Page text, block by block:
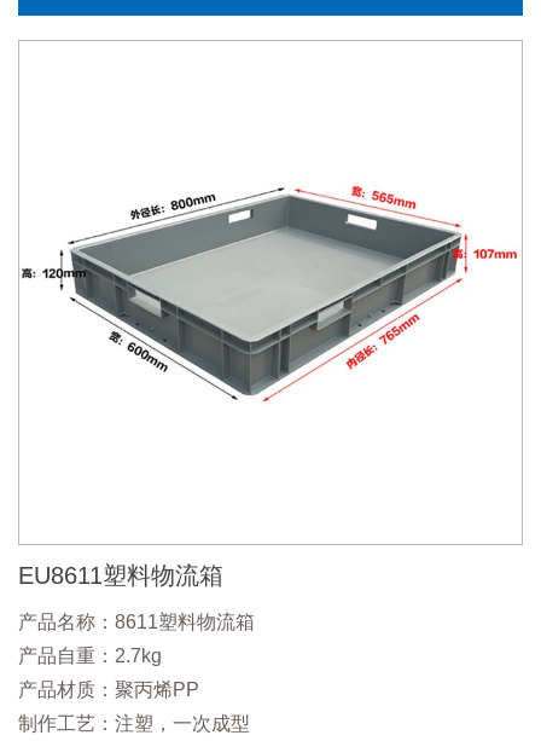
EU8611塑料物流箱
产品名称：8611塑料物流箱
产品自重：2.7kg
产品材质：聚丙烯PP
制作工艺：注塑，一次成型